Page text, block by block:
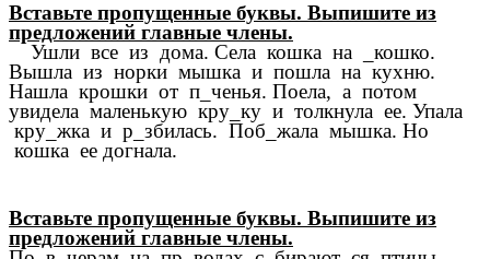
Вставьте пропущенные буквы. Выпишите из
предложений главные члены.
Ушли все из дома. Села кошка на _кошко.
Вышла из норки мышка и пошла на кухню.
Нашла крошки от п_ченья. Поела, а потом
увидела маленькую кру_ку и толкнула ее. Упала
кру_жка и р_збилась. Поб_жала мышка. Но
кошка ее догнала.
Вставьте пропущенные буквы. Выпишите из
предложений главные члены.